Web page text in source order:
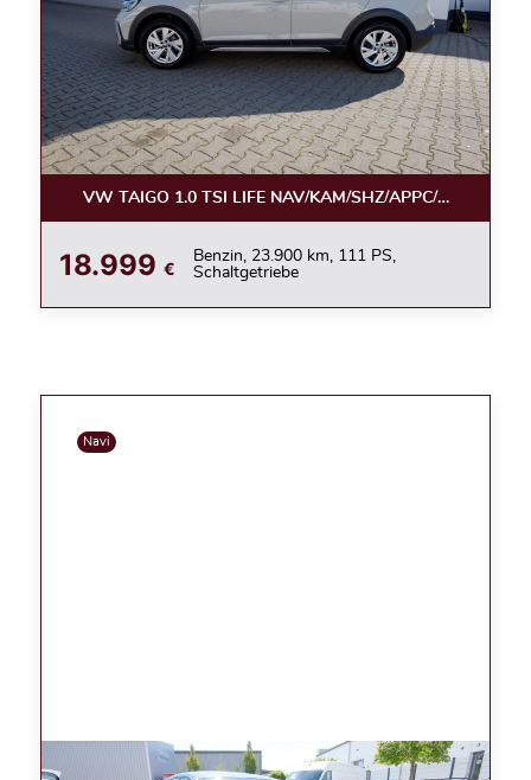
VW TAIGO 1.0 TSI LIFE NAV/KAM/SHZ/APPC/LED/ACC
18.999 €
Benzin, 23.900 km, 111 PS,
Schaltgetriebe
Navi